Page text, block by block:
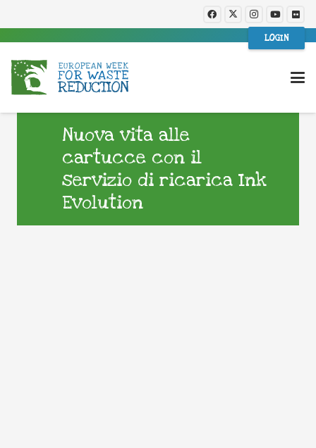
LOGIN
Nuova vita alle
cartucce con il
servizio di ricarica Ink
Evolution